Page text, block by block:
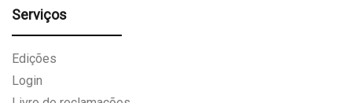
Serviços
Edições
Login